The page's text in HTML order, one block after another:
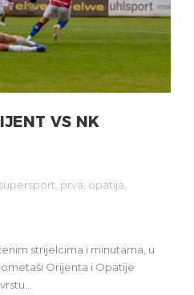
VS NK
supersport prva opatija
strijelcima i minutama, u
Orijenta i Opatije